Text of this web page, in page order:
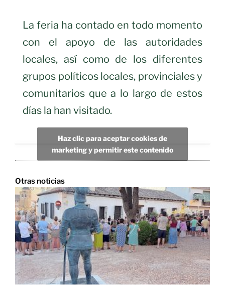
La feria ha contado en todo momento
con el apoyo de las autoridades
locales, así como de los diferentes
grupos políticos locales, provinciales y
comunitarios que a lo largo de estos
días la han visitado.
Haz clic para aceptar cookies de
marketing y permitir este contenido
Otras noticias